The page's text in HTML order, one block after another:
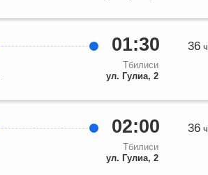
01:30
Тбилиси
ул. Гулиа, 2
36ч
02:00
Тбилиси
ул. Гулиа, 2
36ч